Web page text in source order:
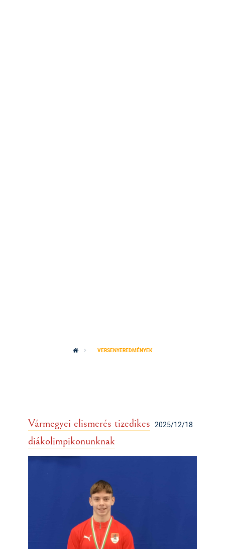
VERSENYEREDMÉNYEK
2025/12/18
Vármegyei elismerés tizedikes
diákolimpikonunknak